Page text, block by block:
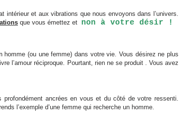
intérieur et aux vibrations que nous envoyons dans l’univers.
que vous émettez et non à votre désir !
homme (ou une femme) dans votre vie. Vous désirez ne plus
l’amour réciproque. Pourtant, rien ne se produit . Vous avez
ancrées en vous et du côté de votre ressenti.
l’exemple d’une femme qui recherche un homme.